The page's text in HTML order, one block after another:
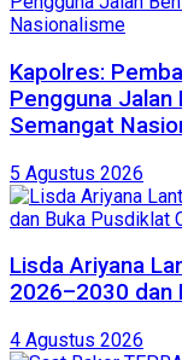
Kapolres:
Pengguna Jalan
Semangat
5 Agustus 2026
Lisda Ariyana
2026–2030 dan
4 Agustus 2026